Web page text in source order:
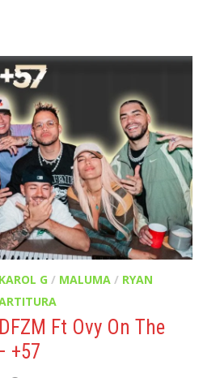
KAROL G / MALUMA / RYAN
Ft Ovy On The
+57